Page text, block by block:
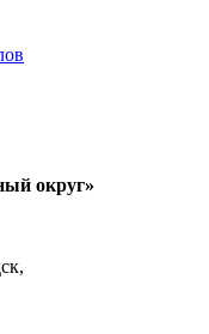
округ»